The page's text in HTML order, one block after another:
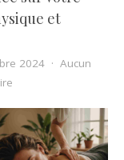
les plaques funéraires
et
2024
Aucun